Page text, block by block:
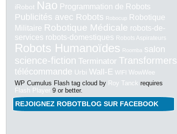
iRobot Nao Programmation de Robots
Publicités avec Robots Robocup
Robotique
Militaire Robotique Médicale robots-de-
services robots-domestiques Robots Aspirateurs
Robots Humanoïdes Roomba salon
science-fiction Terminator Transformers
télécommande Urbi Wall-E WIFI WowWee
WP Cumulus Flash tag cloud by Roy Tanck requires
Flash Player 9 or better.
REJOIGNEZ ROBOTBLOG SUR FACEBOOK